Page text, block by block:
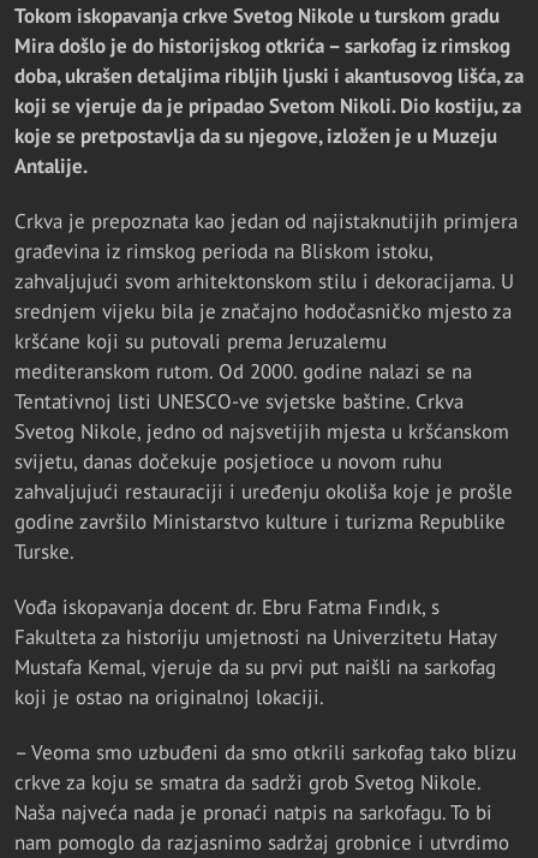
Tokom iskopavanja crkve Svetog Nikole u turskom gradu
Mira došlo je do historijskog otkrića – sarkofag iz rimskog
doba, ukrašen detaljima ribljih ljuski i akantusovog lišća, za
koji se vjeruje da je pripadao Svetom Nikoli. Dio kostiju, za
koje se pretpostavlja da su njegove, izložen je u Muzeju
Antalije.
Crkva je prepoznata kao jedan od najistaknutijih primjera
građevina iz rimskog perioda na Bliskom istoku,
zahvaljujući svom arhitektonskom stilu i dekoracijama. U
srednjem vijeku bila je značajno hodočasničko mjesto za
kršćane koji su putovali prema Jeruzalemu
mediteranskom rutom. Od 2000. godine nalazi se na
Tentativnoj listi UNESCO-ve svjetske baštine. Crkva
Svetog Nikole, jedno od najsvetijih mjesta u kršćanskom
svijetu, danas dočekuje posjetioce u novom ruhu
zahvaljujući restauraciji i uređenju okoliša koje je prošle
godine završilo Ministarstvo kulture i turizma Republike
Turske.
Vođa iskopavanja docent dr. Ebru Fatma Fındık, s
Fakulteta za historiju umjetnosti na Univerzitetu Hatay
Mustafa Kemal, vjeruje da su prvi put naišli na sarkofag
koji je ostao na originalnoj lokaciji.
– Veoma smo uzbuđeni da smo otkrili sarkofag tako blizu
crkve za koju se smatra da sadrži grob Svetog Nikole.
Naša najveća nada je pronaći natpis na sarkofagu. To bi
nam pomoglo da razjasnimo sadržaj grobnice i utvrdimo